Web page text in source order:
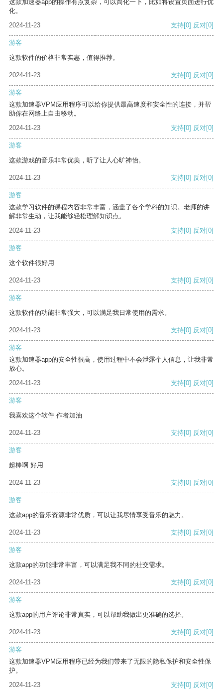
这款加速器app的操作有点复杂，可以简化一下，比如将设置页面进行优
化。
2024-11-23
支持[0] 反对[0]
游客
这款软件的价格非常实惠，值得推荐。
2024-11-23 支持[0] 反对[0]
游客
这款加速器VPM应用程序可以给你提供最高速度和安全性的连接，并帮
助你在网络上自由移动。
2024-11-23
支持[0] 反对[0]
游客
这款游戏的音乐非常优美，听了让人心旷神怡。
2024-11-23 支持[0] 反对[0]
游客
这款学习软件的课程内容非常丰富，涵盖了各个学科的知识。老师的讲
解非常生动，让我能够轻松理解知识点。
2024-11-23
支持[0] 反对[0]
游客
这个软件很好用
2024-11-23 支持[0] 反对[0]
游客
这款软件的功能非常强大，可以满足我日常使用的需求。
2024-11-23 支持[0] 反对[0]
游客
这款加速器app的安全性很高，使用过程中不会泄露个人信息，让我非常
放心。
2024-11-23
支持[0] 反对[0]
游客
我喜欢这个软件 作者加油
2024-11-23 支持[0] 反对[0]
游客
超棒啊 好用
2024-11-23 支持[0] 反对[0]
游客
这款app的音乐资源非常优质，可以让我尽情享受音乐的魅力。
2024-11-23 支持[0] 反对[0]
游客
这款app的功能非常丰富，可以满足我不同的社交需求。
2024-11-23 支持[0] 反对[0]
游客
这款app的用户评论非常真实，可以帮助我做出更准确的选择。
2024-11-23 支持[0] 反对[0]
游客
这款加速器VPM应用程序已经为我们带来了无限的隐私保护和安全性保
护。
2024-11-23
支持[0] 反对[0]